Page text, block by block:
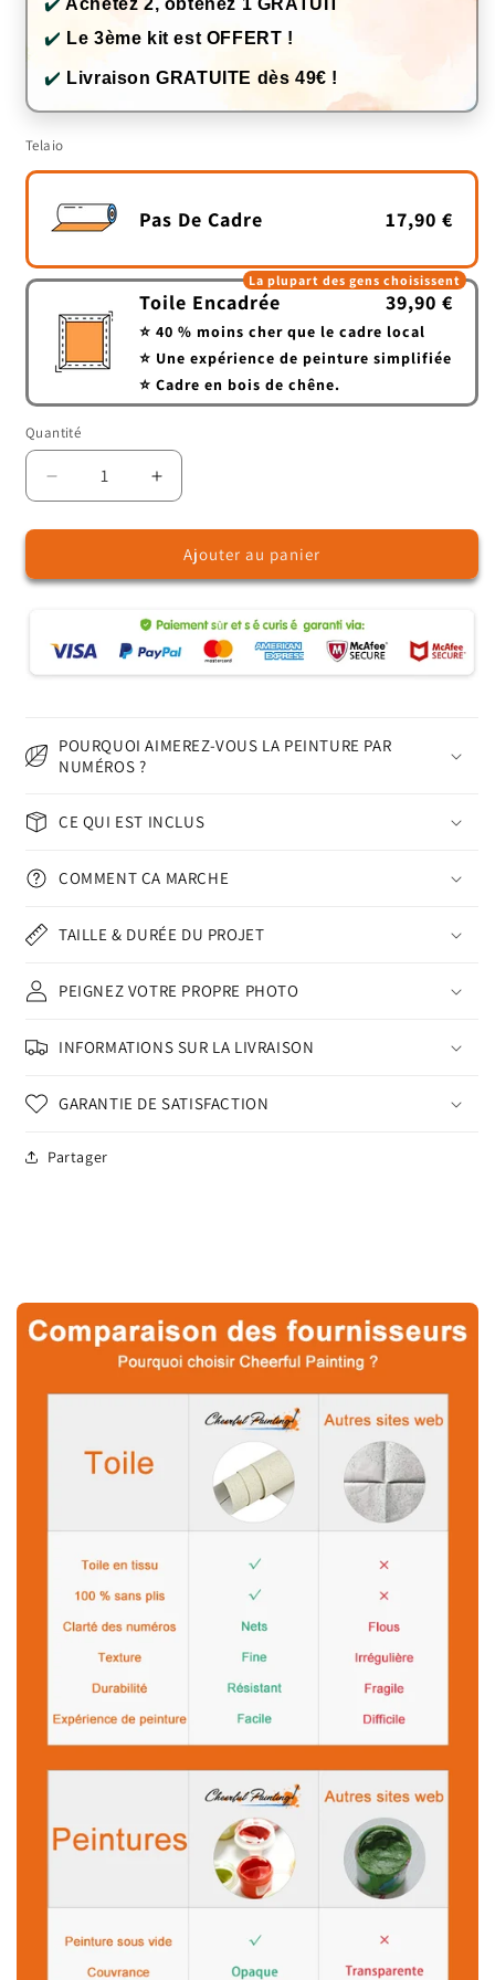
✔️ Achetez 2, obtenez 1 GRATUIT
✔️ Le 3ème kit est OFFERT !
✔️ Livraison GRATUITE dès 49€ !
Telaio
Pas De Cadre 17,90 €
Toile Encadrée 39,90 €
⭐ 40 % moins cher que le cadre local
⭐ Une expérience de peinture simplifiée
⭐ Cadre en bois de chêne.
La plupart des gens choisissent
Quantité
Quantité
Réduire
la
quantité
Nuit
Peinture
par
Augmenter
la
quantité
Nuit
-
Peinture
par
Ajouter au panier
POURQUOI AIMEREZ-VOUS LA PEINTURE PAR
NUMÉROS ?
CE QUI EST INCLUS
COMMENT ÇA MARCHE
TAILLE & DURÉE DU PROJET
PEIGNEZ VOTRE PROPRE PHOTO
INFORMATIONS SUR LA LIVRAISON
GARANTIE DE SATISFACTION
Partager